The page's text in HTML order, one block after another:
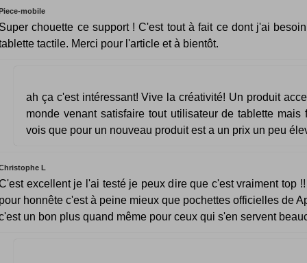
mobile
chouette ce support ! C'est tout à fait ce dont j'ai
tactile. Merci pour l'article et à bientôt.
ah ça c'est intéressant! Vive la créativité! Un produit
monde venant satisfaire tout utilisateur de tablette mais
vois que pour un nouveau produit est a un prix un peu
L
excellent je l'ai testé je peux dire que c'est vraiment top
honnête c'est à peine mieux que pochettes officielles de
un bon plus quand même pour ceux qui s'en servent